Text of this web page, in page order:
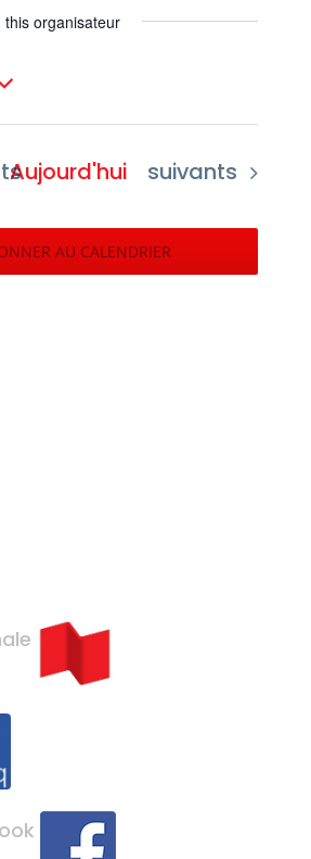
organisateur
Aujourd'hui Évènements
suivants
AU CALENDRIER